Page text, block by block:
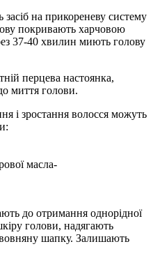
на прикореневу систему
покривають харчовою
37-40 хвилин миють голову
перцева настоянка,
миття голови.
і зростання волосся можуть
масла-
до отримання однорідної
голови, надягають
вовняну шапку. Залишають